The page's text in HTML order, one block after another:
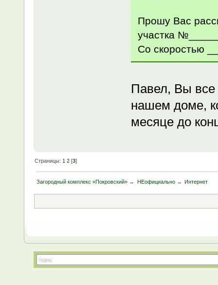
Прошу Вас
участка
Со скоростью
Павел, Вы все
нашем доме,
месяце до
Страницы: 1 2 [3]
Загородный комплекс «Покровский» → НЕофициально→ Интернет